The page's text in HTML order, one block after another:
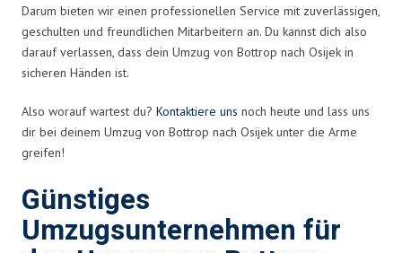
Darum bieten wir einen professionellen Service mit zuverlässigen,
geschulten und freundlichen Mitarbeitern an. Du kannst dich also
darauf verlassen, dass dein Umzug von Bottrop nach Osijek in
sicheren Händen ist.
Also worauf wartest du? Kontaktiere uns noch heute und lass uns
dir bei deinem Umzug von Bottrop nach Osijek unter die Arme
greifen!
Günstiges
Umzugsunternehmen für